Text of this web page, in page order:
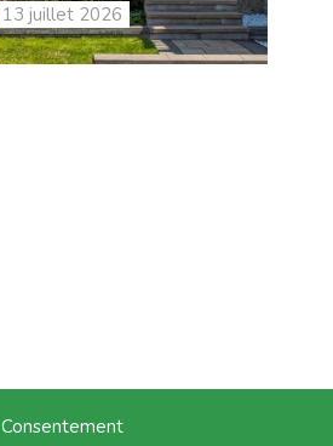
13 juillet 2026
Consentement